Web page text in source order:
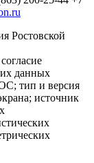
Ростовской
данных
тип и версия
источник